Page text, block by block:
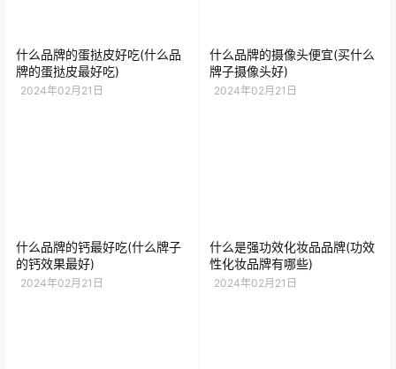
什么品牌的蛋挞皮好吃(什么品
牌的蛋挞皮最好吃)
2024年02月21日
什么品牌的摄像头便宜(买什么
牌子摄像头好)
2024年02月21日
什么品牌的钙最好吃(什么牌子
的钙效果最好)
2024年02月21日
什么是强功效化妆品品牌(功效
性化妆品牌有哪些)
2024年02月21日